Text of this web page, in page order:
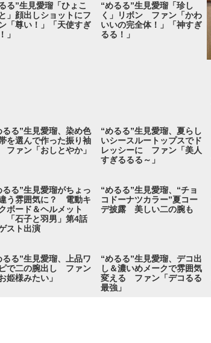
る”生見愛瑠「ひょこ
」顔出しショットにフ
「尊い！」「天使すぎ
」
“めるる”生見愛瑠「珍し
く」リボン ファン「かわ
いいの完全体！」「神すぎ
るる！」
るる”生見愛瑠、染め色
を選んで作った振り袖
ァン「おしとやか」
“めるる”生見愛瑠、夏らし
いシースルートップスでド
レッシーに ファン「美人
すぎるるる～」
るる”生見愛瑠がちょっ
う雰囲気に？ 電動キ
ボード＆ヘルメット
石子と羽男」第4話
スト出演
“めるる”生見愛瑠、“チョ
コドーナツカラー”夏コー
デ披露 美しい二の腕も
るる”生見愛瑠、上品ワ
で二の腕出し ファン
お姫様みたい」
“めるる”生見愛瑠、デコ出
し＆濃いめメークで雰囲気
変える ファン「デコるる
最強」